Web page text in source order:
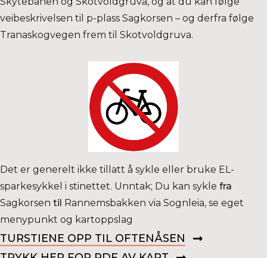
veibeskrivelsen til p-plass Sagkorsen – og derfra følge
Tranaskogvegen frem til Skotvoldgruva.
Det er generelt ikke tillatt å sykle eller bruke EL-
sparkesykkel i stinettet. Unntak; Du kan sykle fra
Sagkorsen til Rannemsbakken via Sognleia, se eget
menypunkt og kartoppslag
TURSTIENE OPP TIL OFTENÅSEN